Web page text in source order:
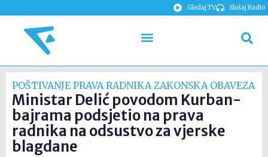
Gledaj TV Slušaj Radio
POŠTIVANJE PRAVA RADNIKA ZAKONSKA OBAVEZA
Ministar Delić povodom Kurban-
bajrama podsjetio na prava
radnika na odsustvo za vjerske
blagdane